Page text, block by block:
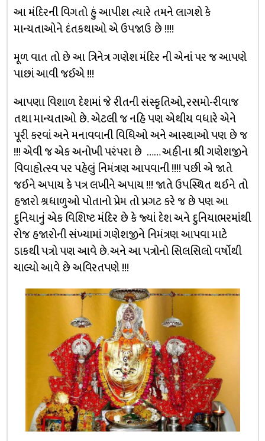
આ મંદિરની વિગતો હું આપીશ ત્યારે તમને લાગશે કે
માન્યતાઓને દંતકથાઓ એ ઉપજાઉ છે !!!!
મૂળ વાત તો છે આ ત્રિનેત્ર ગણેશ મંદિર ની એનાં પર જ આપણે
પાછાં આવી જઈએ !!!
આપણા વિશાળ દેશમાં જે રીતની સંસ્કૃતિઓ, રસમો-રીવાજ
તથા માન્યતાઓ છે. એટલી જ નહિ પણ એથીય વધારે એને
પૂરી કરવાં અને મનાવવાની વિધિઓ અને આસ્થાઓ પણ છે જ
!!! એવી જ એક અનોખી પરંપરા છે …… અહીના શ્રી ગણેશજીને
વિવાહોત્સ્વ પર પહેલું નિમંત્રણ આપવાની !!!! પછી એ જાતે
જઈને અપાય કે પત્ર લખીને અપાય !!! જાતે ઉપસ્થિત થઈને તો
હજારો શ્રધાળુઓ પોતાનો પ્રેમ તો પ્રગટ કરે જ છે પણ આ
દુનિયાનું એક વિશિષ્ટ મંદિર છે કે જ્યાં દેશ અને દુનિયાભરમાંથી
રોજ હજારોની સંખ્યામાં ગણેશજીને નિમંત્રણ આપવા માટે
ડાકથી પત્રો પણ આવે છે. અને આ પત્રોનો સિલસિલો વર્ષોથી
ચાલ્યો આવે છે અવિરતપણે !!!